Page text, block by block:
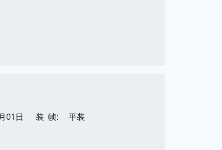
01日 装 帧:
平装